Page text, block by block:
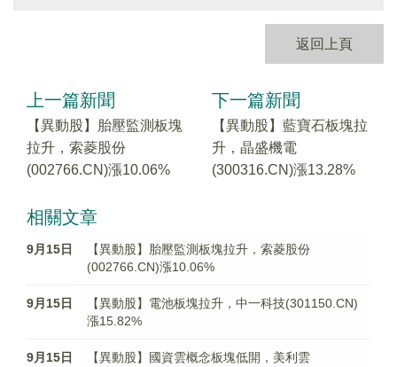
返回上頁
上一篇新聞
【異動股】胎壓監測板塊
拉升，索菱股份
(002766.CN)漲10.06%
下一篇新聞
【異動股】藍寶石板塊拉
升，晶盛機電
(300316.CN)漲13.28%
相關文章
9月15日
【異動股】胎壓監測板塊拉升，索菱股份
(002766.CN)漲10.06%
9月15日
【異動股】電池板塊拉升，中一科技(301150.CN)
漲15.82%
9月15日
【異動股】國資雲概念板塊低開，美利雲